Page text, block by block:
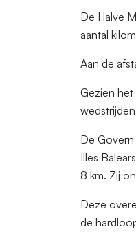
De Halve
aantal
Aan de
Gezien het
De
Illes
8 km. Zij
Deze
de